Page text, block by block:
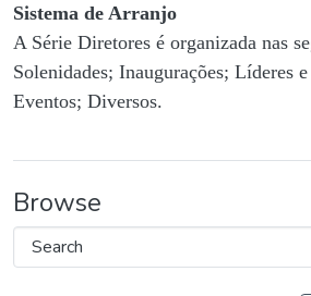
Sistema de Arranjo
A Série Diretores é organizada nas
Solenidades; Inaugurações; Líderes
Eventos; Diversos.
Browse